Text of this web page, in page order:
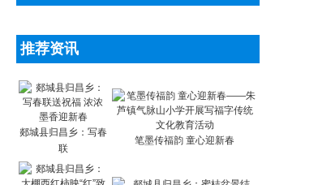
推荐资讯
郯城县归昌乡：写春
联
笔墨传福韵 童心迎新春